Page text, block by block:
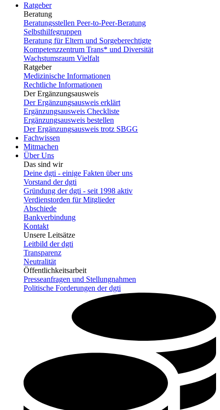
Ratgeber
Beratung
Beratungsstellen Peer-to-Peer-Beratung
Selbsthilfegruppen
Beratung für Eltern und Sorgeberechtigte
Kompetenzzentrum Trans* und Diversität
Wachstumsraum Vielfalt
Ratgeber
Medizinische Informationen
Rechtliche Informationen
Der Ergänzungsausweis
Der Ergänzungsausweis erklärt
Ergänzungsausweis Checkliste
Ergänzungsausweis bestellen
Der Ergänzungsausweis trotz SBGG
Fachwissen
Mitmachen
Über Uns
Das sind wir
Deine dgti - einige Fakten über uns
Vorstand der dgti
Gründung der dgti - seit 1998 aktiv
Verdienstorden für Mitglieder
Abschiede
Bankverbindung
Kontakt
Unsere Leitsätze
Leitbild der dgti
Transparenz
Neutralität
Öffentlichkeitsarbeit
Presseanfragen und Stellungnahmen
Politische Forderungen der dgti